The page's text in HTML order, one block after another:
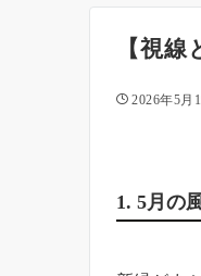
【視
2026年5月
1. 5月の